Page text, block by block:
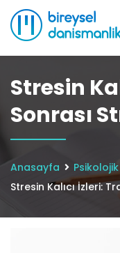
Stresin
Sonrası
Anasayfa
Stresin Kalıcı İzleri: